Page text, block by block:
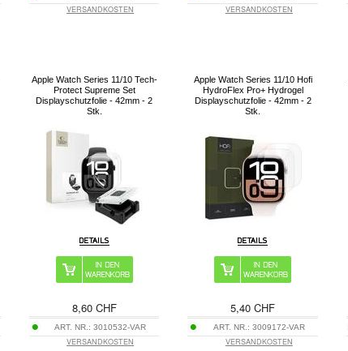
VERSANDKOSTEN VERSANDKOSTEN
Apple Watch Series 11/10 Tech-
Protect Supreme Set
Displayschutzfolie - 42mm - 2
Stk.
8,60 CHF
ART. NR.:3010532-VAR
VERSANDKOSTEN
Apple Watch Series 11/10 Hofi
HydroFlex Pro+ Hydrogel
Displayschutzfolie - 42mm - 2
Stk.
5,40 CHF
ART. NR.: 3009172-VAR
VERSANDKOSTEN